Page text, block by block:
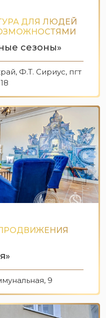
ДЛЯ ЛЮДЕЙ
сезоны»
Ф.Т. Сириус, пгт
9